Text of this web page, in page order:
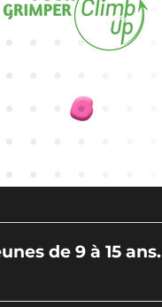
de 9 à 15 ans.